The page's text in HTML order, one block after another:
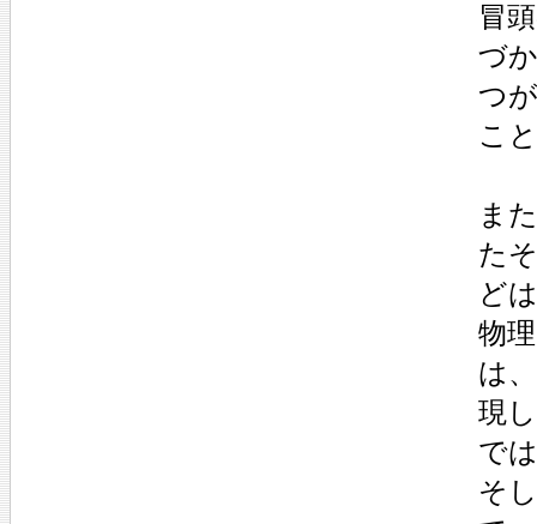
冒
づ
つ
こ
ま
た
ど
物
は
現
で
そ